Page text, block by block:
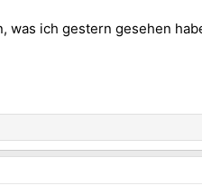
was ich gestern gesehen